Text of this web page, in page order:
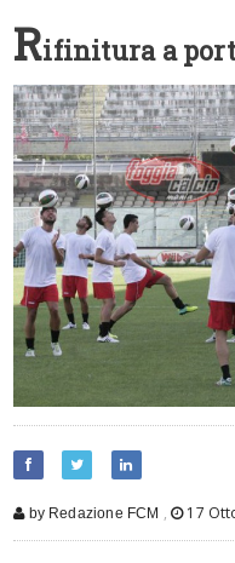
Rifinitura a
by Redazione FCM , 17